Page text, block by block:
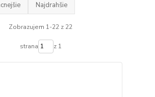
Najdrahšie
Zobrazujem 1-22 z 22
strana z 1